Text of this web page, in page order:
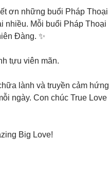
ơn những buổi Pháp Thoại
nhiều. Mỗi buổi Pháp Thoại
Đàng. ✨
tựu viên mãn.
lành và truyền cảm hứng
ngày. Con chúc True Love
Big Love!